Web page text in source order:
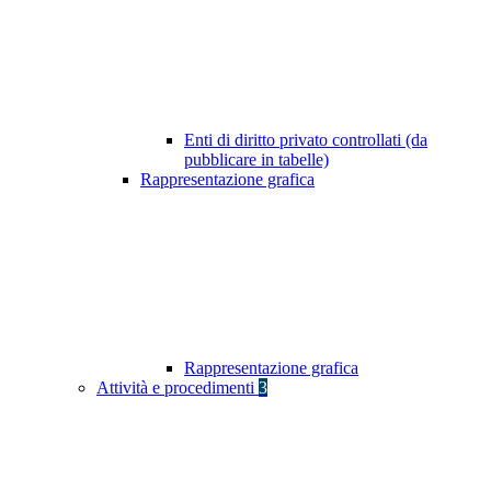
Enti di diritto privato controllati (da
pubblicare in tabelle)
Rappresentazione grafica
Rappresentazione grafica
Attività e procedimenti 3